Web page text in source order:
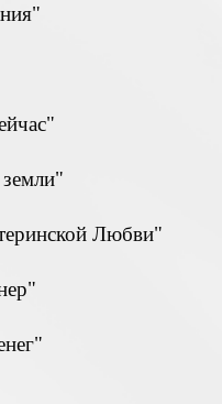
Любви"